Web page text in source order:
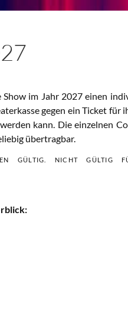
im Jahr 2027 einen
gegen ein Ticket für
kann. Die einzelnen
übertragbar.
GÜLTIG. NICHT GÜLTIG
Falls Sie Dokumente